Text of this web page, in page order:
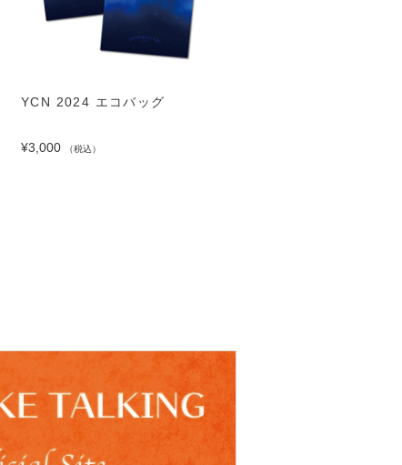
YCN 2024 エコバッグ
¥3,000 （税込）